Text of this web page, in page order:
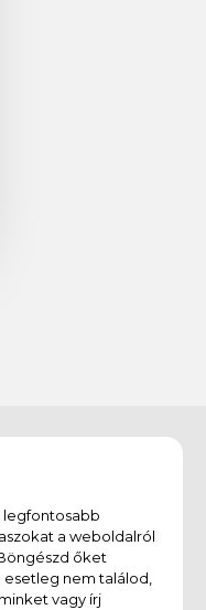
legfontosabb
a weboldalról
őket
esetleg nem találod,
vagy írj